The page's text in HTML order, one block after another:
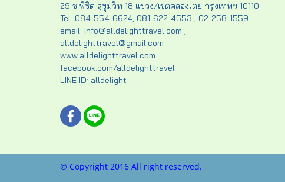
29 ซ.พิชิต สุขุมวิท 18 แขวง/เขตคลองเตย กรุงเทพฯ 10110
Tel. 084-554-6624; 081-622-4553 ; 02-258-1559
email: info@alldelighttravel.com ;
alldelighttravel@gmail.com
www.alldelighttravel.com
facebook.com/alldelighttravel
LINE ID: alldelight
© Copyright 2016 All right reserved.